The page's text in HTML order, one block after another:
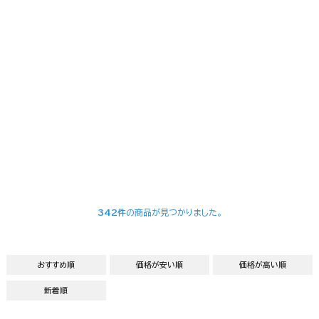
342件の商品が見つかりました。
おすすめ順 価格が安い順 価格が高い順
新着順